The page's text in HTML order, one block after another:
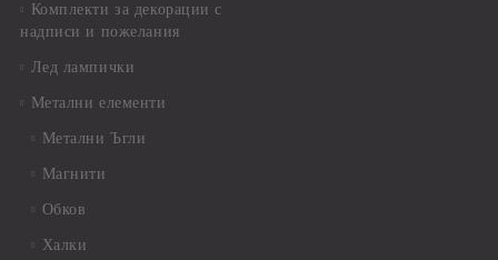
Комплекти за декорации с
надписи и пожелания
Лед лампички
Метални елементи
Метални Ъгли
Магнити
Обков
Халки